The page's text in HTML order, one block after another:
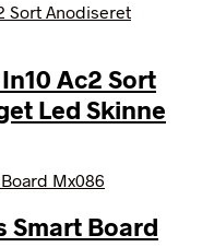
Ac2 Sort
Led Skinne
Smart Board